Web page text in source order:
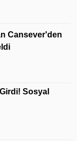
Cansever'den
Sosyal